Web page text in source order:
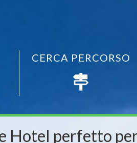
CERCA PERCORSO
Hotel perfetto